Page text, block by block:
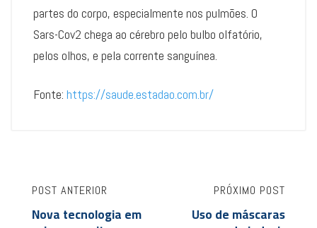
partes do corpo, especialmente nos pulmões. O
Sars-Cov2 chega ao cérebro pelo bulbo olfatório,
pelos olhos, e pela corrente sanguínea.
Fonte: https://saude.estadao.com.br/
POST ANTERIOR
Nova tecnologia em
PRÓXIMO POST
Uso de máscaras